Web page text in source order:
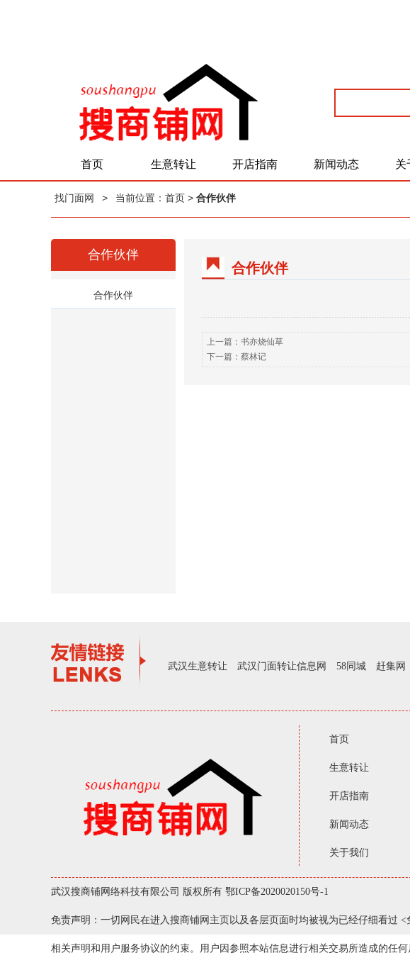
首页 生意转让 开店指南 新闻动态 关
找门面网 > 当前位置： 首页 > 合作伙伴
合作伙伴
合作伙伴
合作伙伴
上一篇： 书亦烧仙草
下一篇： 蔡林记
武汉生意转让 武汉门面转让信息网 58同城 赶集网
首页
生意转让
开店指南
新闻动态
关于我们
武汉搜商铺网络科技有限公司 版权所有 鄂ICP备2020020150号-1
免责声明：一切网民在进入搜商铺网主页以及各层页面时均被视为已经仔细看过
相关声明和用户服务协议的约束。用户因参照本站信息进行相关交易所造成的任